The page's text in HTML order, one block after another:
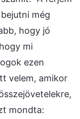
még
hogy jó
mi
ezen
velem, amikor
mondta: